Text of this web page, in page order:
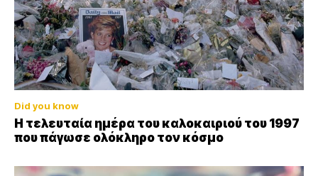
Did you know
Η τελευταία ημέρα του καλοκαιριού του 1997
που πάγωσε ολόκληρο τον κόσμο